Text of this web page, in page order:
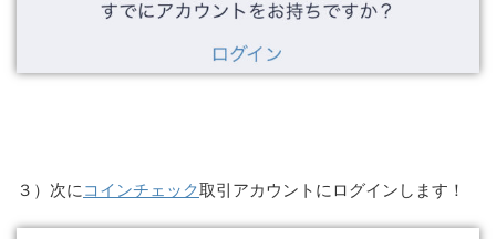
３）次にコインチェック取引アカウントにログインします！